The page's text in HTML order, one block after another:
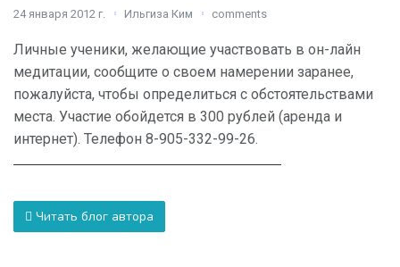
24 января 2012 г. Ильгиза Ким comments
Личные ученики, желающие участвовать в он-лайн
медитации, сообщите о своем намерении заранее,
пожалуйста, чтобы определиться с обстоятельствами
места. Участие обойдется в 300 рублей (аренда и
интернет). Телефон 8-905-332-99-26.
Читать блог автора